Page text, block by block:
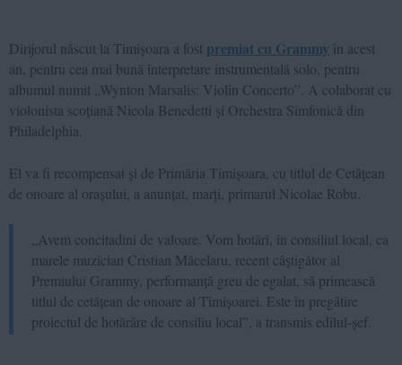
Dirijorul născut la Timișoara a fost premiat cu Grammy în acest
an, pentru cea mai bună interpretare instrumentală solo, pentru
albumul numit „Wynton Marsalis: Violin Concerto”. A colaborat cu
violonista scoțiană Nicola Benedetti și Orchestra Simfonică din
Philadelphia.
El va fi recompensat și de Primăria Timișoara, cu titlul de Cetățean
de onoare al orașului, a anunțat, marți, primarul Nicolae Robu.
„Avem concitadini de valoare. Vom hotărî, în consiliul local, ca
marele muzician Cristian Măcelaru, recent câștigător al
Premiului Grammy, performanță greu de egalat, să primească
titlul de cetățean de onoare al Timișoarei. Este în pregătire
proiectul de hotărâre de consiliu local”, a transmis edilul-șef.